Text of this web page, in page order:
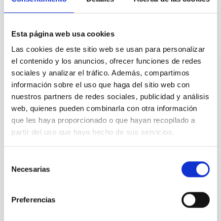
Esta página web usa cookies
Las cookies de este sitio web se usan para personalizar
el contenido y los anuncios, ofrecer funciones de redes
sociales y analizar el tráfico. Además, compartimos
información sobre el uso que haga del sitio web con
nuestros partners de redes sociales, publicidad y análisis
web, quienes pueden combinarla con otra información
que les haya proporcionado o que hayan recopilado a
partir del uso que haya hecho de sus servicios.
Necesarias
Preferencias
Para HR
Datos para People
Métricas agregadas para prevenir riesgos
psicosociales.
Privacidad absoluta para el empleado. Visibilidad estratégica
para People. Sin acceso a datos individuales.